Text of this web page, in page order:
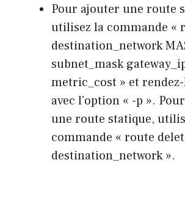
Pour ajouter une route
utilisez la commande «
destination_network
subnet_mask
metric_cost » et
avec l’option « -p ».
une route statique,
commande « route
destination_network ».